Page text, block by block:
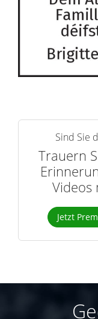
Sind Sie
Trauern
Videos
Jetzt